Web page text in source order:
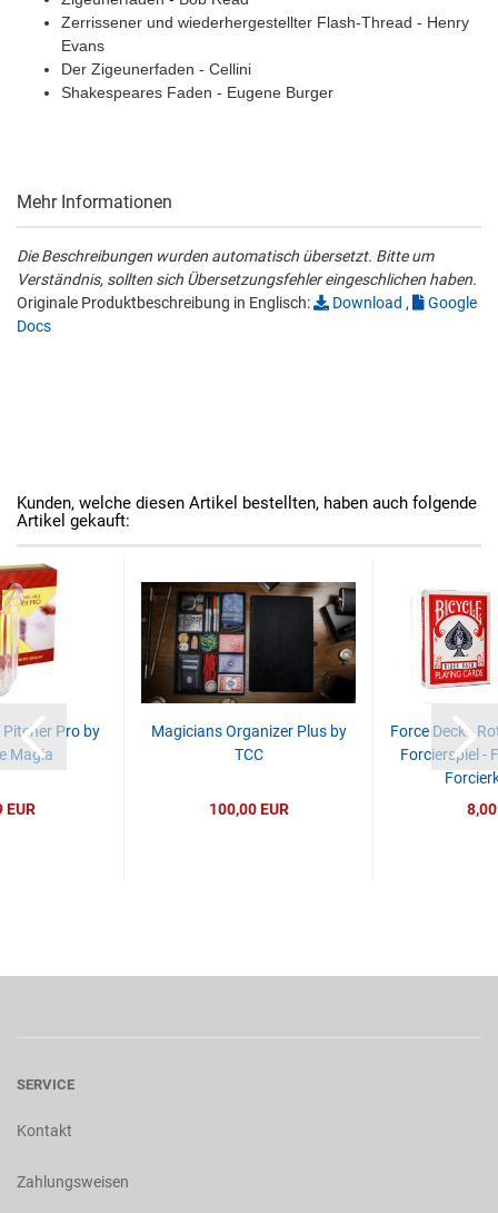
Zerrissener und wiederhergestellter Flash-Thread - Henry
Evans
Der Zigeunerfaden - Cellini
Shakespeares Faden - Eugene Burger
Mehr Informationen
Die Beschreibungen wurden automatisch übersetzt. Bitte um
Verständnis, sollten sich Übersetzungsfehler eingeschlichen haben.
Originale Produktbeschreibung in Englisch:
Download ,
Google
Docs
Kunden, welche diesen Artikel bestellten, haben auch folgende
Artikel gekauft:
Pro by
Magia
EUR
Magicians Organizer Plus by
TCC
100,00 EUR
Force Deck -
Forcierspiel -
8,00
SERVICE
Kontakt
Zahlungsweisen